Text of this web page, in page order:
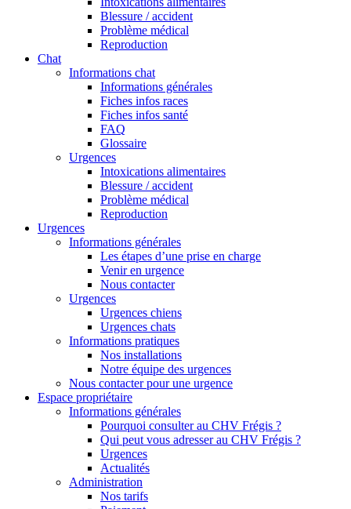
Blessure / accident
Problème médical
Reproduction
Chat
Informations chat
Informations générales
Fiches infos races
Fiches infos santé
FAQ
Glossaire
Urgences
Intoxications alimentaires
Blessure / accident
Problème médical
Reproduction
Urgences
Informations générales
Les étapes d’une prise en charge
Venir en urgence
Nous contacter
Urgences
Urgences chiens
Urgences chats
Informations pratiques
Nos installations
Notre équipe des urgences
Nous contacter pour une urgence
Espace propriétaire
Informations générales
Pourquoi consulter au CHV Frégis ?
Qui peut vous adresser au CHV Frégis ?
Urgences
Actualités
Administration
Nos tarifs